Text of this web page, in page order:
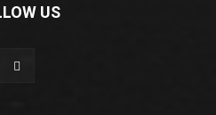
US